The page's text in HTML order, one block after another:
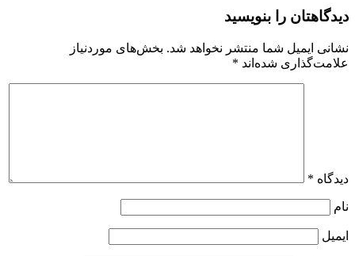
را بنویسید
ایمیل شما منتشر نخواهد شد. بخش‌های موردنیاز
شده‌اند *
*